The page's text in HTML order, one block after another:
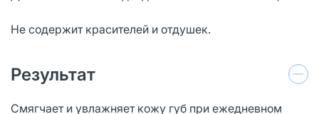
Не содержит красителей и отдушек.
Результат
Смягчает и увлажняет кожу губ при ежедневном